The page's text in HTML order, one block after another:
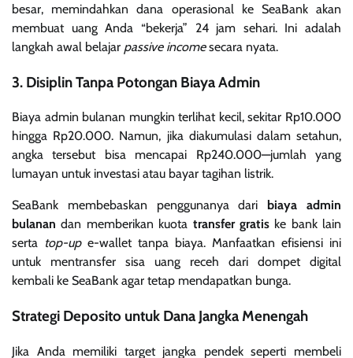
besar, memindahkan dana operasional ke SeaBank akan
membuat uang Anda “bekerja” 24 jam sehari. Ini adalah
langkah awal belajar passive incomesecara nyata.
3. Disiplin Tanpa Potongan Biaya Admin
Biaya admin bulanan mungkin terlihat kecil, sekitar Rp10.000
hingga Rp20.000. Namun, jika diakumulasi dalam setahun,
angka tersebut bisa mencapai Rp240.000—jumlah yang
lumayan untuk investasi atau bayar tagihan listrik.
SeaBank membebaskan penggunanya dari biaya admin
bulanan dan memberikan kuota transfer gratiske bank lain
serta top-upe-wallet tanpa biaya. Manfaatkan efisiensi ini
untuk mentransfer sisa uang receh dari dompet digital
kembali ke SeaBank agar tetap mendapatkan bunga.
Strategi Deposito untuk Dana Jangka Menengah
Jika Anda memiliki target jangka pendek seperti membeli